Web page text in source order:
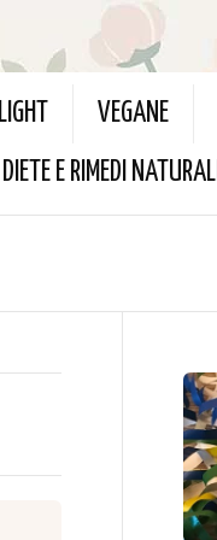
LIGHT VEGANE
DIETE E RIMEDI NATURALI